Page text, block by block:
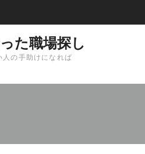
た職場探し
人の手助けになれば